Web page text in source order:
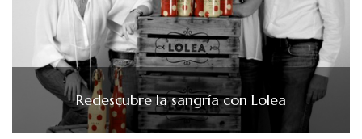
Redescubre la sangría con Lolea